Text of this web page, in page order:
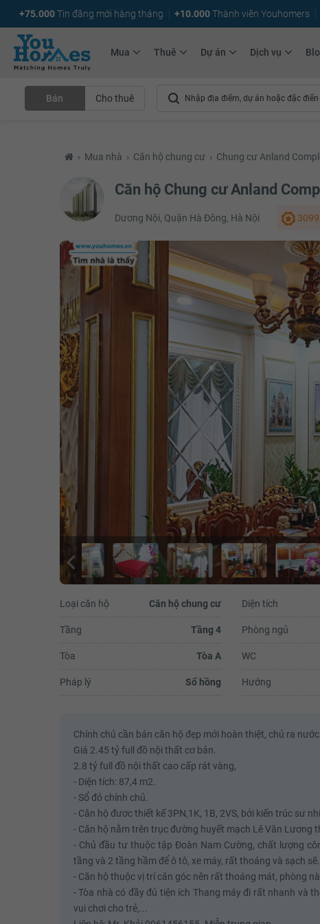
+75.000Tin đăng mới hàng tháng +10.000Thành viên Youhomers
Mua Thuê Dự án Dịch vụ
Bán Cho thuê
› Mua nhà › Căn hộ chung cư › Chung cư Anland
Căn hộ Chung cư Anland
Dương Nội, Quận Hà Đông, Hà Nội
Loại căn hộ Căn hộ chung cư
Tầng Tầng 4
Tòa Tòa A
Pháp lý Sổ hồng
Diện tích
Phòng ngủ
WC
Hướng
Chính chủ cần bán căn hộ đẹp mới hoàn thiệt, chủ ra
Giá 2.45 tỷ full đồ nội thất cơ bản.
2.8 tỷ full đồ nội thất cao cấp rát vàng,
- Diện tích: 87,4 m2.
- Sổ đỏ chính chủ.
- Căn hộ đươc thiết kế 3PN,1K, 1B, 2VS, bởi kiến trúc sư
- Căn hộ nằm trên trục đường huyết mạch Lê Văn Lương
- Chủ đầu tư thuộc tập Đoàn Nam Cường, chất lượng
tầng và 2 tầng hầm để ô tô, xe máy, rất thoáng và sạch sẽ.
- Căn hộ thuộc vị trí căn góc nên rất thoáng mát, phòng
- Tòa nhà có đầy đủ tiện ích Thang máy đi rất nhanh và
vui chơi cho trẻ,...